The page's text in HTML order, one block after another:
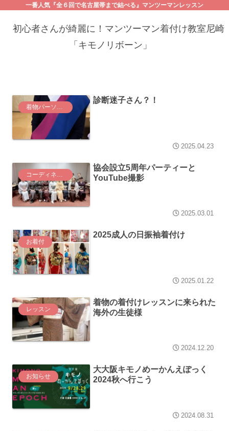
一番人気『全６回で名古屋帯まで結べる』マンツーマンレッスン
初心者さんが綺麗に！マンツーマン着付け教室尼崎
「キモノリボーン」
着物パーソナル診断コース
診断迷子さん？！
2025.04.23
協会設立5周年パーティーと
YouTube撮影
2025.03.01
お着付
2025成人の日振袖着付け
2025.01.22
レッスン
着物の着付けレッスンに来られた
海外の生徒様
2024.12.20
お知らせ
大大阪キモノめーかんえぽっく
2024秋へ行こう
2024.08.31